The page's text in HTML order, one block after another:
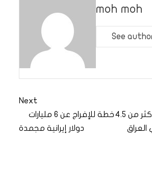
moh moh
See
تيك توك تحذف اكثر من 4.5
Next
خطة للإفراج عن 6 مليارات
دولار إيرانية مجمدة